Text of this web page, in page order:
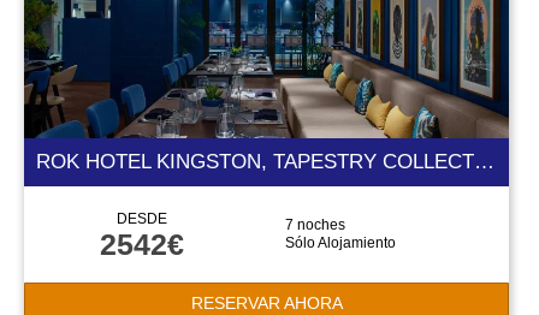
ROK HOTEL KINGSTON, TAPESTRY COLLECTION BY HILTON 4 ESTRELLAS
DESDE
2542€
7 noches
Sólo Alojamiento
RESERVAR AHORA